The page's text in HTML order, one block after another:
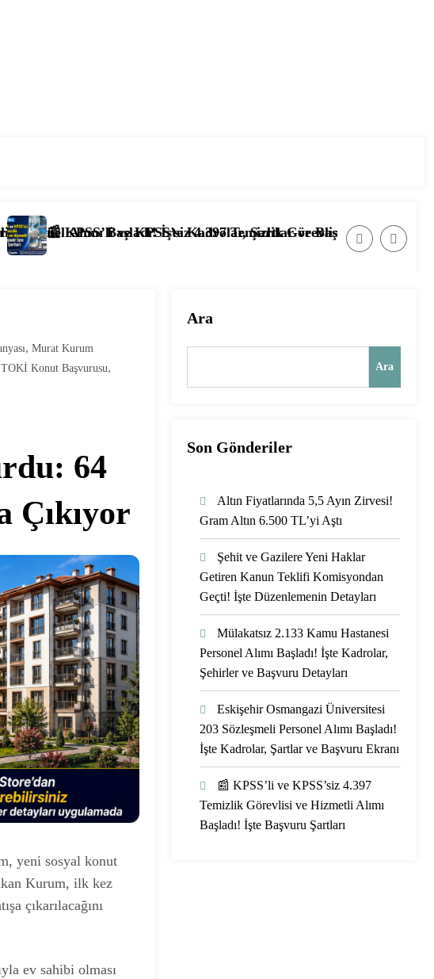
Şartlar ve Başvuru Ekranı
Temizlik Görevlisi ve Hizmetli Alımı Başladı! İşte Başvuru
📰 Ağustos 2026’da Güvenlik Görevlisi
, Murat Kurum
TOKİ Konut Başvurusu,
64
Çıkıyor
yeni sosyal konut
Kurum, ilk kez
çıkarılacağını
ev sahibi olması
Ara
Ara
Son Gönderiler
Altın Fiyatlarında 5,5 Ayın Zirvesi!
Gram Altın 6.500 TL’yi Aştı
Şehit ve Gazilere Yeni Haklar
Getiren Kanun Teklifi Komisyondan
Geçti! İşte Düzenlemenin Detayları
Mülakatsız 2.133 Kamu Hastanesi
Personel Alımı Başladı! İşte Kadrolar,
Şehirler ve Başvuru Detayları
Eskişehir Osmangazi Üniversitesi
203 Sözleşmeli Personel Alımı Başladı!
İşte Kadrolar, Şartlar ve Başvuru Ekranı
📰 KPSS’li ve KPSS’siz 4.397
Temizlik Görevlisi ve Hizmetli Alımı
Başladı! İşte Başvuru Şartları